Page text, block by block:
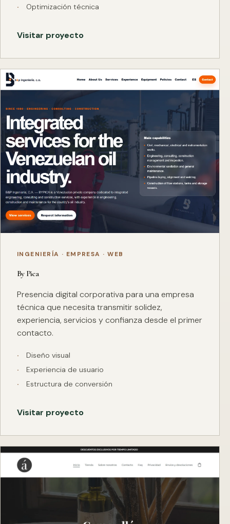
Optimización técnica
Visitar proyecto
INGENIERÍA · EMPRESA · WEB
By Pica
Presencia digital corporativa para una empresa
técnica que necesita transmitir solidez,
experiencia, servicios y confianza desde el primer
contacto.
Diseño visual
Experiencia de usuario
Estructura de conversión
Visitar proyecto